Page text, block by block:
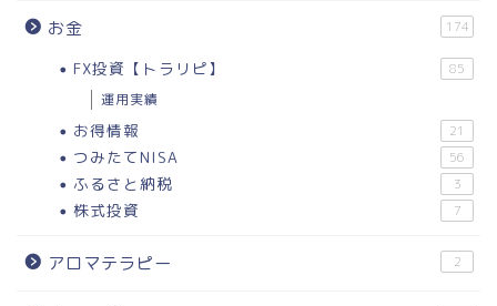
お金 174
FX投資【トラリピ】 85
運用実績
お得情報 21
つみたてNISA 56
ふるさと納税 3
株式投資 7
アロマテラピー 2